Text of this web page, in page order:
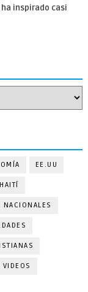
inspirado casi
EE.UU
HAITÍ
NACIONALES
VIDEOS